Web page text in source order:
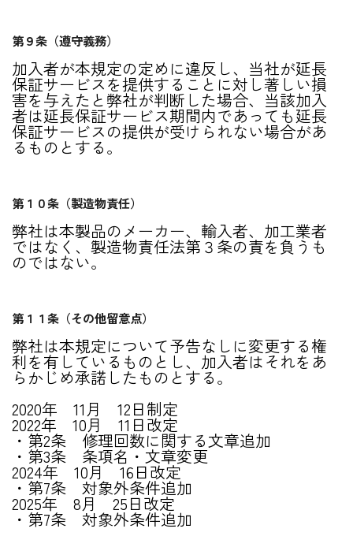
第９条（遵守義務）
加入者が本規定の定めに違反し、当社が延長
保証サービスを提供することに対し著しい損
害を与えたと弊社が判断した場合、当該加入
者は延長保証サービス期間内であっても延長
保証サービスの提供が受けられない場合があ
るものとする。
第１０条（製造物責任）
弊社は本製品のメーカー、輸入者、加工業者
ではなく、製造物責任法第３条の責を負うも
のではない。
第１１条（その他留意点）
弊社は本規定について予告なしに変更する権
利を有しているものとし、加入者はそれをあ
らかじめ承諾したものとする。
2020年 11月 12日制定
2022年 10月 11日改定
・第2条 修理回数に関する文章追加
・第3条 条項名・文章変更
2024年 10月 16日改定
・第7条 対象外条件追加
2025年 8月 25日改定
・第7条 対象外条件追加